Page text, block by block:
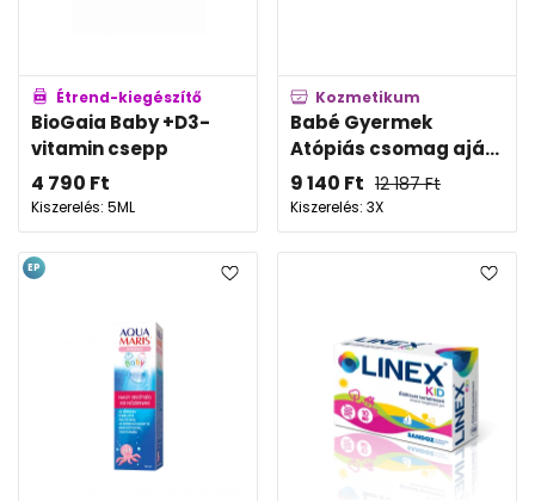
Étrend-kiegészítő
BioGaia Baby +D3-
vitamin csepp
4 790 Ft
Kiszerelés: 5ML
Kozmetikum
Babé Gyermek
Atópiás csomag ajá...
9 140 Ft 12 187Ft
Kiszerelés: 3X
EP